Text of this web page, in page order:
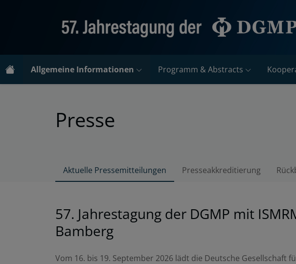
Allgemeine Informationen Programm & Abstracts
Presse
Aktuelle Pressemitteilungen Presseakkreditierung
57. Jahrestagung der DGMP mit
Bamberg
Vom 16. bis 19. September 2026 lädt die Deutsche Gesellschaft